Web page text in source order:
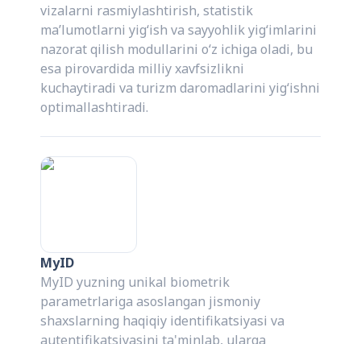
vizalarni rasmiylashtirish, statistik
ma’lumotlarni yig‘ish va sayyohlik yig‘imlarini
nazorat qilish modullarini o‘z ichiga oladi, bu
esa pirovardida milliy xavfsizlikni
kuchaytiradi va turizm daromadlarini yig‘ishni
optimallashtiradi.
MyID
MyID yuzning unikal biometrik
parametrlariga asoslangan jismoniy
shaxslarning haqiqiy identifikatsiyasi va
autentifikatsiyasini ta'minlab, ularga